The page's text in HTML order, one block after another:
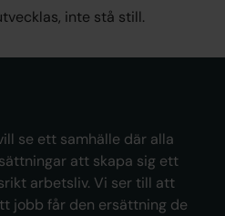
inte stå still.
se ett samhälle där alla
att skapa sig ett
arbetsliv. Vi ser till att
jobb får den ersättning de